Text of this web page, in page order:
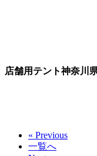
店舗用テント神奈川
« Previous
一覧へ